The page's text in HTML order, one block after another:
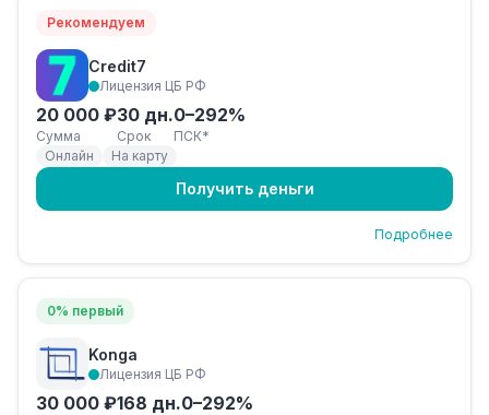
Рекомендуем
Credit7
Лицензия ЦБ РФ
20 000 ₽
Сумма
30 дн.
Срок
0–292%
ПСК*
Онлайн
На карту
Получить деньги
Подробнее
0% первый
Konga
Лицензия ЦБ РФ
30 000 ₽168 дн.0–292%